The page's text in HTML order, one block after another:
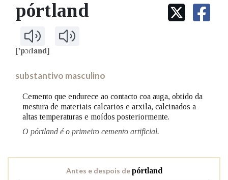
IDENTIDADE CORPORATIVA
MARCIAL DEL ADALID
FIGURAS HOMENAXEADAS
Facebook
TwitterYoutubeInstagram
Bluesky
BUSCAR NOS LEMAS
Comeza por
Remata por
Contén
BUSCAR NO CONTIDO
pórtland
['pɔɾland]
substantivo masculino
Cemento que endurece ao contacto coa auga, obtido da
mestura de materiais calcarios e arxila, calcinados a
altas temperaturas e moídos posteriormente.
O pórtland é o primeiro cemento artificial.
Antes e despois depórtland